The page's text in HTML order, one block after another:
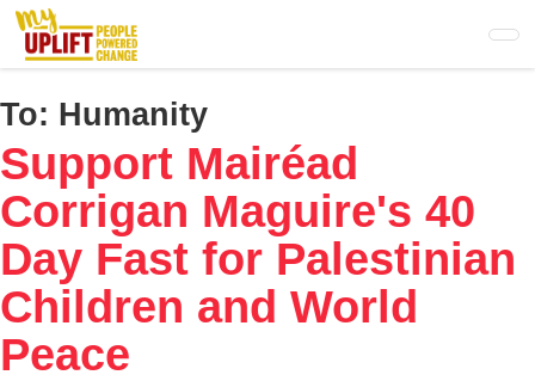
Skip
main
content
To: Humanity
Support Mairéad
Corrigan Maguire's 40
Day Fast for Palestinian
Children and World
Peace